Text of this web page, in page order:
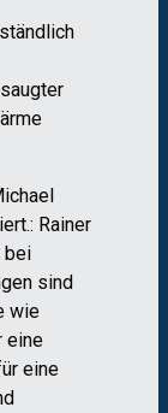
Rainer
bei
sind
wie
eine
eine